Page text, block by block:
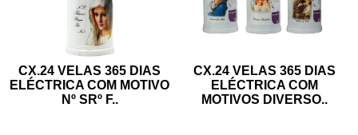
CX.24 VELAS 365 DIAS
ELÉCTRICA COM MOTIVO
Nº SRº F..
CX.24 VELAS 365 DIAS
ELÉCTRICA COM
MOTIVOS DIVERSO..